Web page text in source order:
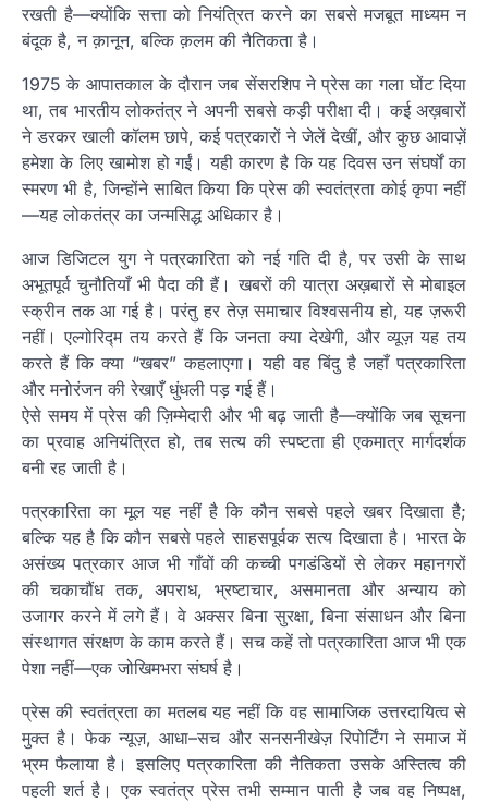
रखती है—क्योंकि सत्ता को नियंत्रित करने का सबसे मजबूत माध्यम न
बंदूक है, न क़ानून, बल्कि क़लम की नैतिकता है।
1975 के आपातकाल के दौरान जब सेंसरशिप ने प्रेस का गला घोंट दिया
था, तब भारतीय लोकतंत्र ने अपनी सबसे कड़ी परीक्षा दी। कई अख़बारों
ने डरकर खाली कॉलम छापे, कई पत्रकारों ने जेलें देखीं, और कुछ आवाज़ें
हमेशा के लिए खामोश हो गईं। यही कारण है कि यह दिवस उन संघर्षों का
स्मरण भी है, जिन्होंने साबित किया कि प्रेस की स्वतंत्रता कोई कृपा नहीं
—यह लोकतंत्र का जन्मसिद्ध अधिकार है।
आज डिजिटल युग ने पत्रकारिता को नई गति दी है, पर उसी के साथ
अभूतपूर्व चुनौतियाँ भी पैदा की हैं। खबरों की यात्रा अख़बारों से मोबाइल
स्क्रीन तक आ गई है। परंतु हर तेज़ समाचार विश्वसनीय हो, यह ज़रूरी
नहीं। एल्गोरिद्म तय करते हैं कि जनता क्या देखेगी, और व्यूज़ यह तय
करते हैं कि क्या “खबर” कहलाएगा। यही वह बिंदु है जहाँ पत्रकारिता
और मनोरंजन की रेखाएँ धुंधली पड़ गई हैं।
ऐसे समय में प्रेस की ज़िम्मेदारी और भी बढ़ जाती है—क्योंकि जब सूचना
का प्रवाह अनियंत्रित हो, तब सत्य की स्पष्टता ही एकमात्र मार्गदर्शक
बनी रह जाती है।
पत्रकारिता का मूल यह नहीं है कि कौन सबसे पहले खबर दिखाता है;
बल्कि यह है कि कौन सबसे पहले साहसपूर्वक सत्य दिखाता है। भारत के
असंख्य पत्रकार आज भी गाँवों की कच्ची पगडंडियों से लेकर महानगरों
की चकाचौंध तक, अपराध, भ्रष्टाचार, असमानता और अन्याय को
उजागर करने में लगे हैं। वे अक्सर बिना सुरक्षा, बिना संसाधन और बिना
संस्थागत संरक्षण के काम करते हैं। सच कहें तो पत्रकारिता आज भी एक
पेशा नहीं—एक जोखिमभरा संघर्ष है।
प्रेस की स्वतंत्रता का मतलब यह नहीं कि वह सामाजिक उत्तरदायित्व से
मुक्त है। फेक न्यूज़, आधा–सच और सनसनीखेज़ रिपोर्टिंग ने समाज में
भ्रम फैलाया है। इसलिए पत्रकारिता की नैतिकता उसके अस्तित्व की
पहली शर्त है। एक स्वतंत्र प्रेस तभी सम्मान पाती है जब वह निष्पक्ष,